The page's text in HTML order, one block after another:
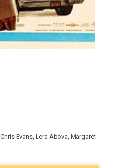
Chris Evans, Lera Abova, Margaret